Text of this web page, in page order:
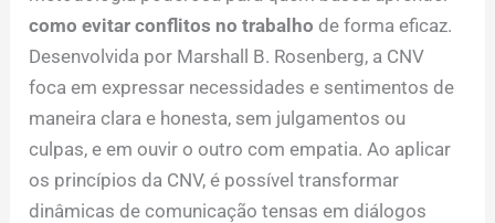
como evitar conflitos no trabalho de forma eficaz.
Desenvolvida por Marshall B. Rosenberg, a CNV
foca em expressar necessidades e sentimentos de
maneira clara e honesta, sem julgamentos ou
culpas, e em ouvir o outro com empatia. Ao aplicar
os princípios da CNV, é possível transformar
dinâmicas de comunicação tensas em diálogos